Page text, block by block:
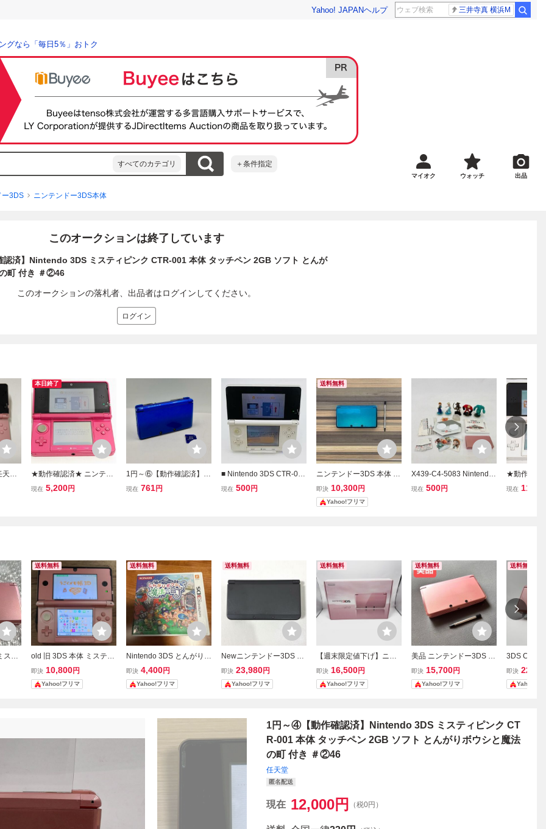
Yahoo! JAPANヘルプ 三井寺真 横浜M
グなら「毎日5％」おトク
すべてのカテゴリ ＋条件指定
マイオク ウォッチ 出品
ー3DS ニンテンドー3DS本体
このオークションは終了しています
済】Nintendo 3DS ミスティピンク CTR-001 本体 タッチペン 2GB ソフト とんが
町 付き ＃②46
このオークションの落札者、出品者はログインしてください。
ログイン
堂
本日終了
★動作確認済★ ニンテン
ドー3DS グロスピンク C
現在 5,200円
1円～⑥【動作確認済】Ni
ntendo ニンテンドー3DS
現在 761円
■ Nintendo 3DS CTR-001
ニンテンドー3DS 任天堂
現在 500円
送料無料
ニンテンドー3DS 本体 C
TR-001 アクアブルー Nin
tendo 3DS タッチペン付
き
即決 10,300円
Yahoo!フリマ
X439-C4-5083 Nintendo
ニンテンドー 3DS 本体 C
現在 500円
★動作確認
バンク ポ
現在 11
ステ
送料無料
old 旧 3DS 本体 ミスティ
ピンク ジャンク CTR-001
即決 10,800円
Yahoo!フリマ
送料無料
Nintendo 3DS とんがりボ
ウシと魔法の町
即決 4,400円
Yahoo!フリマ
送料無料
Newニンテンドー3DS ブ
ラック 本体 Nintendo 黒
タッチペン
即決 23,980円
Yahoo!フリマ
送料無料
【週末限定値下げ】ニン
テンドー 3DS 本体 ミス
ティピンク CTR-001
即決 16,500円
Yahoo!フリマ
送料無料
美品 ニンテンドー3DS ミ
スティピンク 本体 タッチ
ペン付き 任天堂 上下液晶
フィルム貼付
即決 15,700円
Yahoo!フリマ
送料無料
3DS CTR-
ティピン
ニンテン
即決
Yahoo!フ
1円～④【動作確認済】Nintendo 3DS ミスティピンク CT
R-001 本体 タッチペン 2GB ソフト とんがりボウシと魔法
の町 付き ＃②46
任天堂
匿名配送
現在 12,000円 （税0円）